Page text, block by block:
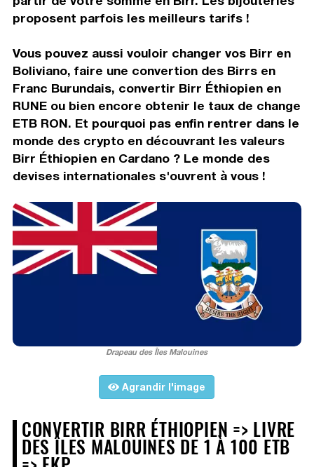
proposent parfois les meilleurs tarifs !
Vous pouvez aussi vouloir changer vos Birr en
Boliviano, faire une convertion des Birrs en
Franc Burundais, convertir Birr Éthiopien en
RUNE ou bien encore obtenir le taux de change
ETB RON. Et pourquoi pas enfin rentrer dans le
monde des crypto en découvrant les valeurs
Birr Éthiopien en Cardano ? Le monde des
devises internationales s'ouvrent à vous !
Drapeau des Îles Malouines
Agrandir l'image
CONVERTIR BIRR ÉTHIOPIEN => LIVRE
DES ÎLES MALOUINES DE 1 À 100 ETB